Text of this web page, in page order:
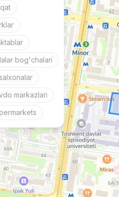
bog'chalari
markazlari